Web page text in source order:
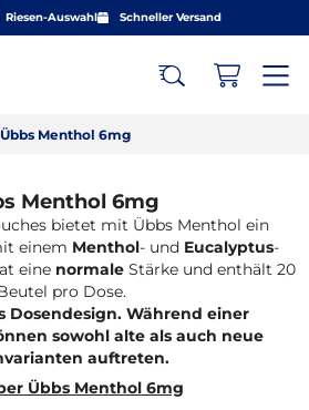
Riesen-Auswahl Schneller Versand
Übbs Menthol 6mg‎
Menthol 6mg
bietet mit Übbs Menthol ein
einem Menthol- und Eucalyptus-
eine normale Stärke und enthält 20
pro Dose.
Dosendesign. Während einer
sowohl alte als auch neue
auftreten.
Übbs Menthol 6mg